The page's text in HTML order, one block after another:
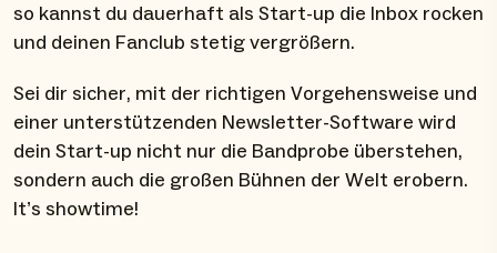
so kannst du dauerhaft als Start-up die Inbox rocken
und deinen Fanclub stetig vergrößern.
Sei dir sicher, mit der richtigen Vorgehensweise und
einer unterstützenden Newsletter-Software wird
dein Start-up nicht nur die Bandprobe überstehen,
sondern auch die großen Bühnen der Welt erobern.
It’s showtime!